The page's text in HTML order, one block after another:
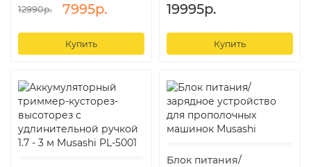
12990р. 7995р.
Купить
19995р.
Купить
Блок питания/